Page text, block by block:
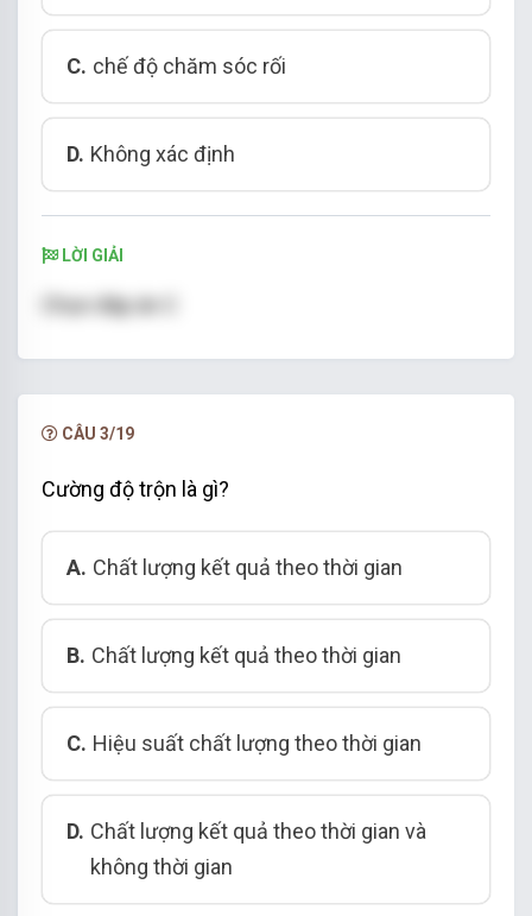
C. chế độ chăm sóc rối
D. Không xác định
LỜI GIẢI
Chọn đáp án C
CÂU 3/19
Cường độ trộn là gì?
A. Chất lượng kết quả theo thời gian
B. Chất lượng kết quả theo thời gian
C. Hiệu suất chất lượng theo thời gian
D. Chất lượng kết quả theo thời gian và
không thời gian